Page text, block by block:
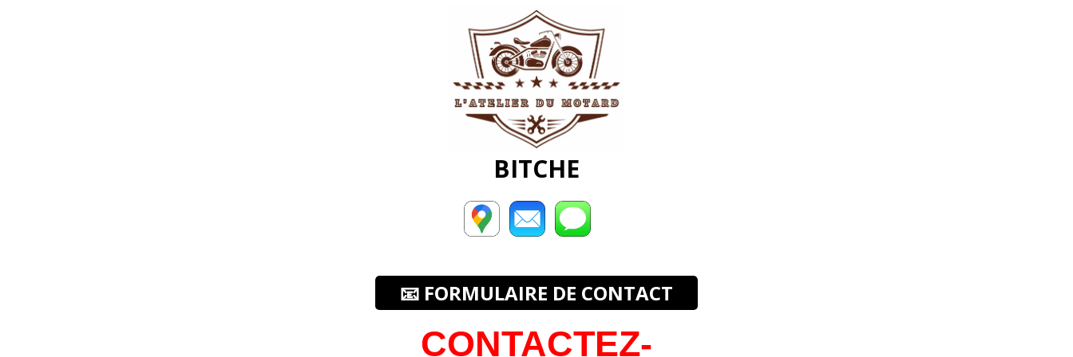
BITCHE
📧 FORMULAIRE DE CONTACT
CONTACTEZ-